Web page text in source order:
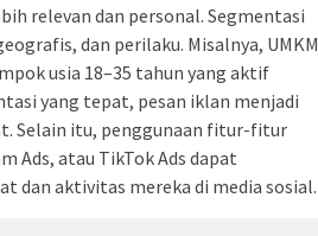
relevan dan personal. Segmentasi
dan perilaku. Misalnya, UMKM
usia 18–35 tahun yang aktif
yang tepat, pesan iklan menjadi
Selain itu, penggunaan fitur-fitur
Ads, atau TikTok Ads dapat
dan aktivitas mereka di media sosial.